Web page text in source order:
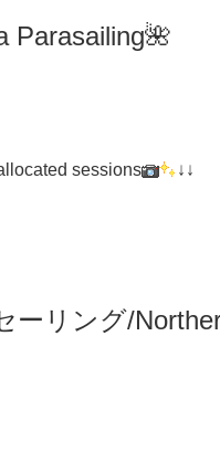
Parasailing🌺
sessions ↓↓
ーリング/N